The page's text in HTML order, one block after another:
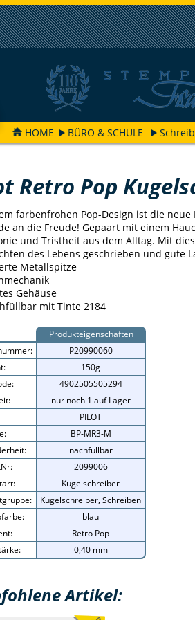
HOME BÜRO & SCHULE
Retro Pop
farbenfrohen Pop-Design ist die neue
an die Freude! Gepaart mit einem
und Tristheit aus dem Alltag. Mit
des Lebens geschrieben und gute
Metallspitze
Gehäuse
mit Tinte 2184
Produkteigenschaften
P20990060
150g
4902505505294
nur noch 1 auf Lager
PILOT
BP-MR3-M
nachfüllbar
2099006
Kugelschreiber
Kugelschreiber, Schreiben
blau
Retro Pop
0,40 mm
Artikel: